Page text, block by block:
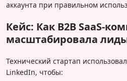
аккаунта при правильном
Кейс: Как B2B SaaS-
масштабировала
Технический стартап
LinkedIn, чтобы: